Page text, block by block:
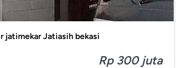
jatimekar Jatiasih bekasi
Rp 300 juta